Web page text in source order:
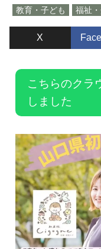
教育・子ども 福祉
X
こちらのクラ
しました